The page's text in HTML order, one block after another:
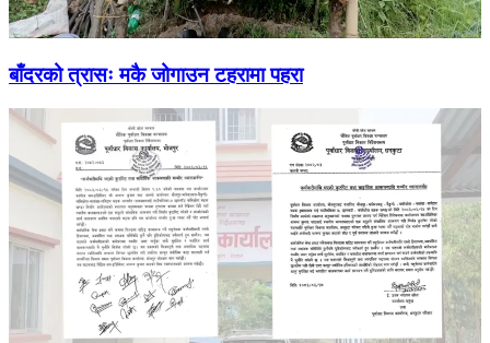
बाँदरको त्रासः मकै जोगाउन टहरामा पहरा